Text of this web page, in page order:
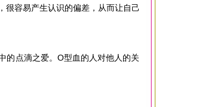
很容易产生认识的偏差，从而让自己
的点滴之爱。O型血的人对他人的关